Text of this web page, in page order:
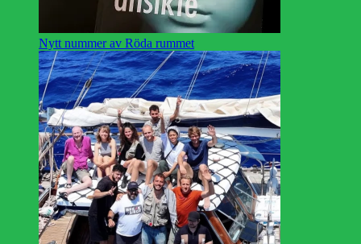
Nytt nummer av Röda rummet